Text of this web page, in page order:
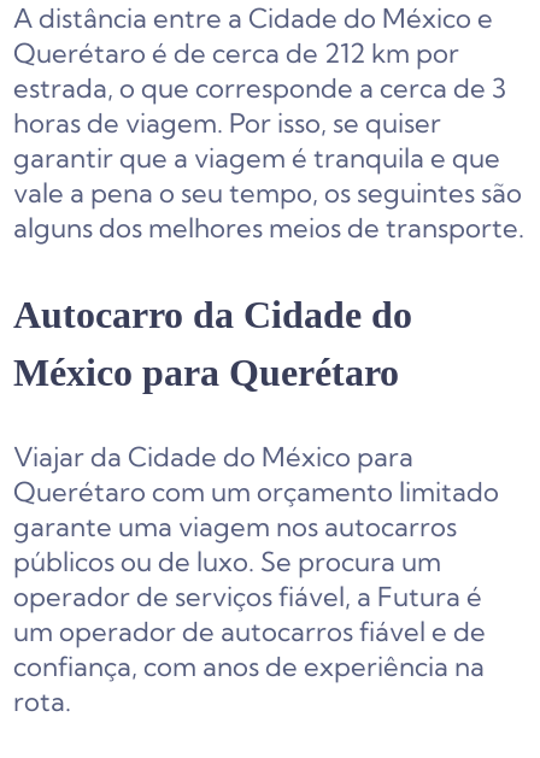
A distância entre a Cidade do México e
Querétaro é de cerca de 212 km por
estrada, o que corresponde a cerca de 3
horas de viagem. Por isso, se quiser
garantir que a viagem é tranquila e que
vale a pena o seu tempo, os seguintes são
alguns dos melhores meios de transporte.
Autocarro da Cidade do
México para Querétaro
Viajar da Cidade do México para
Querétaro com um orçamento limitado
garante uma viagem nos autocarros
públicos ou de luxo. Se procura um
operador de serviços fiável, a Futura é
um operador de autocarros fiável e de
confiança, com anos de experiência na
rota.